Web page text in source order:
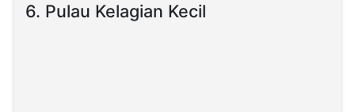
6. Pulau Kelagian Kecil